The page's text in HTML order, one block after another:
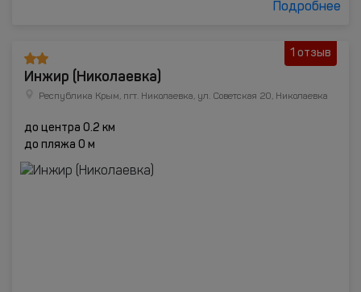
Подробнее
1 отзыв
Инжир (Николаевка)
Республика Крым, пгт. Николаевка, ул. Советская 20, Николаевка
до центра 0.2 км
до пляжа 0 м